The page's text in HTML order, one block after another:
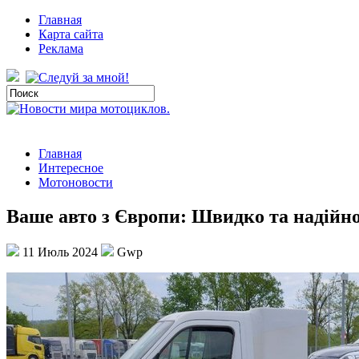
Главная
Карта сайта
Реклама
Главная
Интересное
Мотоновости
Ваше авто з Європи: Швидко та
11 Июль 2024 Gwp